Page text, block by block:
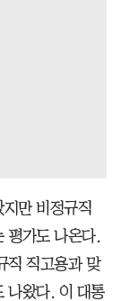
만 비정규직
평가도 나온다.
직 직고용과 맞
나왔다. 이 대통